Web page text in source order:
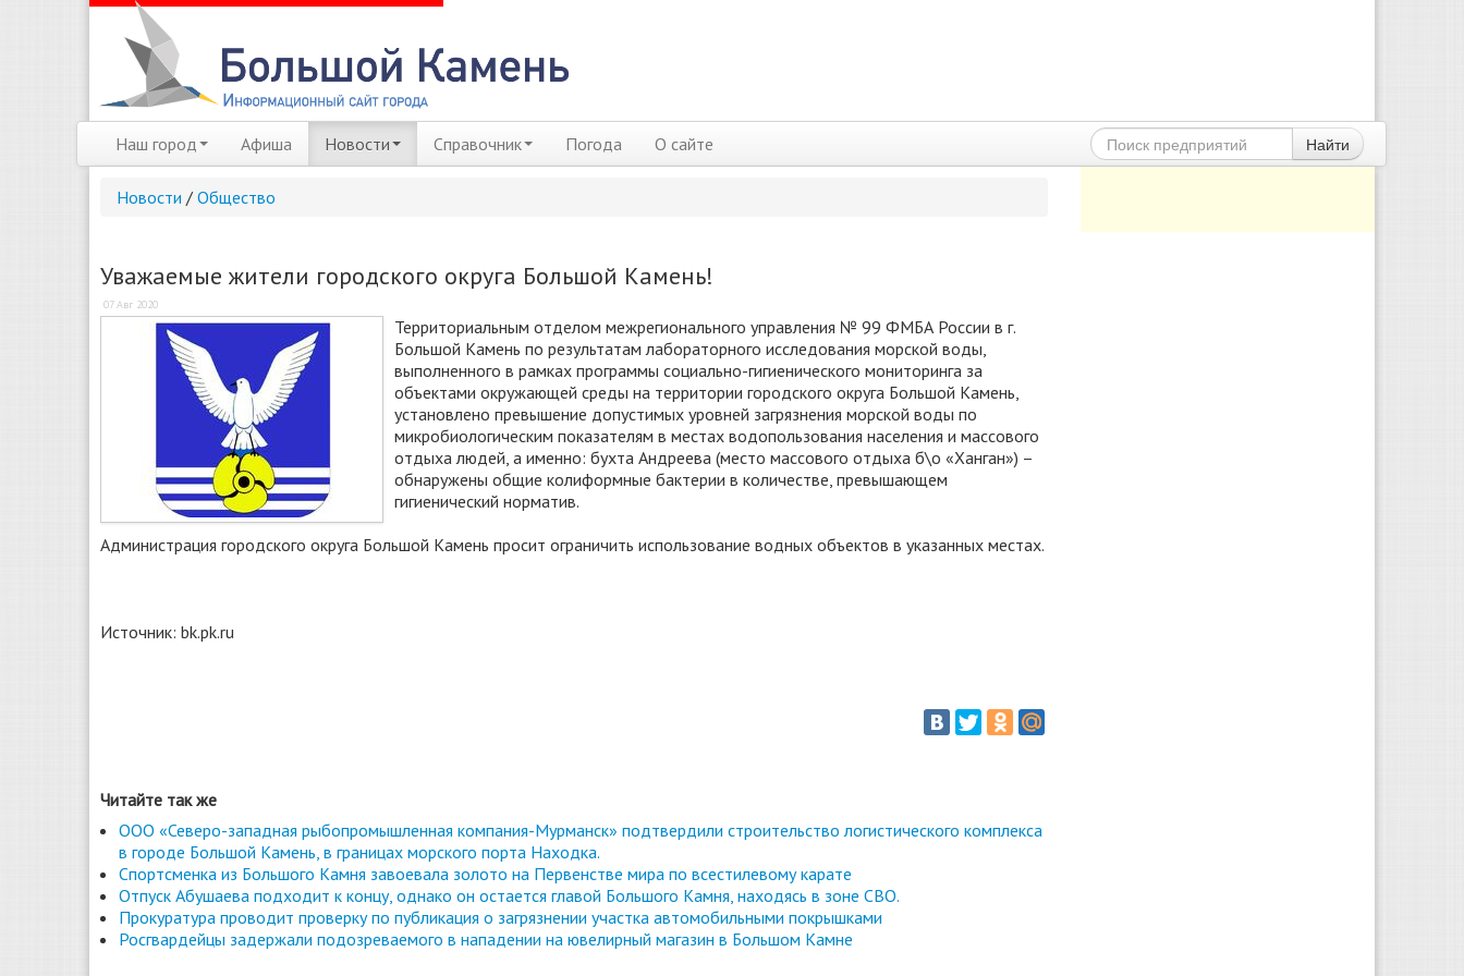
Наш город Афиша Новости Справочник Погода О сайте Найти
Новости / Общество
Уважаемые жители городского округа Большой Камень!
07 Авг 2020
Территориальным отделом межрегионального управления № 99 ФМБА России в г.
Большой Камень по результатам лабораторного исследования морской воды,
выполненного в рамках программы социально-гигиенического мониторинга за
объектами окружающей среды на территории городского округа Большой Камень,
установлено превышение допустимых уровней загрязнения морской воды по
микробиологическим показателям в местах водопользования населения и массового
отдыха людей, а именно: бухта Андреева (место массового отдыха б\о «Ханган») –
обнаружены общие колиформные бактерии в количестве, превышающем
гигиенический норматив.
Администрация городского округа Большой Камень просит ограничить использование водных объектов в указанных местах.
Источник: bk.pk.ru
Читайте так же
ООО «Северо-западная рыбопромышленная компания-Мурманск» подтвердили строительство логистического комплекса
в городе Большой Камень, в границах морского порта Находка.
Спортсменка из Большого Камня завоевала золото на Первенстве мира по всестилевому карате
Отпуск Абушаева подходит к концу, однако он остается главой Большого Камня, находясь в зоне СВО.
Прокуратура проводит проверку по публикация о загрязнении участка автомобильными покрышками
Росгвардейцы задержали подозреваемого в нападении на ювелирный магазин в Большом Камне